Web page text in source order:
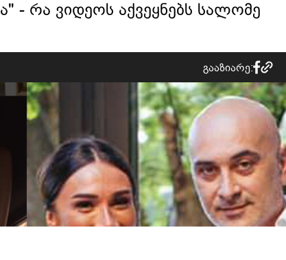
- რა ვიდეოს აქვეყნებს სალომე
გააზიარე: